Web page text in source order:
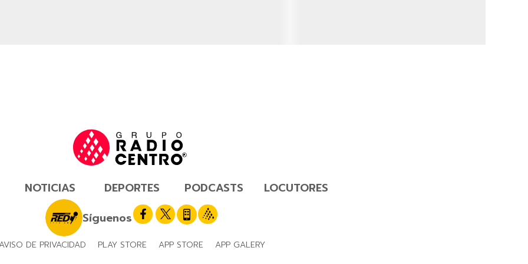
NOTICIAS DEPORTES PODCASTS
LOCUTORES
Síguenos
DE PRIVACIDAD PLAY STORE APP STORE APP GALERY